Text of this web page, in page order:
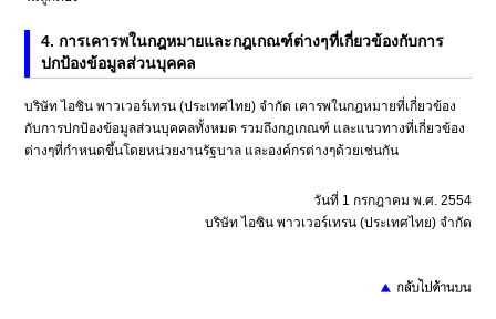
4. การเคารพในกฎหมายและกฎเกณฑ์ต่างๆที่เกี่ยวข้องกับการ
ปกป้องข้อมูลส่วนบุคคล
บริษัท ไอซิน พาวเวอร์เทรน (ประเทศไทย) จำกัด เคารพในกฎหมายที่เกี่ยวข้อง
กับการปกป้องข้อมูลส่วนบุคคลทั้งหมด รวมถึงกฎเกณฑ์ และแนวทางที่เกี่ยวข้อง
ต่างๆที่กำหนดขึ้นโดยหน่วยงานรัฐบาล และองค์กรต่างๆด้วยเช่นกัน
วันที่ 1 กรกฎาคม พ.ศ. 2554
บริษัท ไอซิน พาวเวอร์เทรน (ประเทศไทย) จำกัด